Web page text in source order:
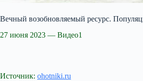
Вечный возобновляемый ресурс.
27 июня 2023 — Видео1
Источник: ohotniki.ru